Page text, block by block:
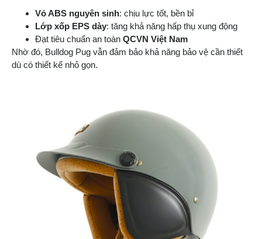
Vỏ ABS nguyên sinh: chịu lực tốt, bền bỉ
Lớp xốp EPS dày: tăng khả năng hấp thụ xung động
Đạt tiêu chuẩn an toàn QCVN Việt Nam
Nhờ đó, Bulldog Pug vẫn đảm bảo khả năng bảo vệ cần thiết
dù có thiết kế nhỏ gọn.